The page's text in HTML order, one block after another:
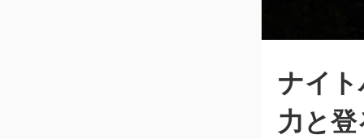
ナイ
力と